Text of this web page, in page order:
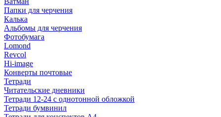
Папки для черчения
Калька
Альбомы для черчения
Фотобумага
Lomond
Revcol
Hi-image
Конверты почтовые
Тетради
Читательские дневники
Тетради 12-24 с однотонной обложкой
Тетради бумвинил